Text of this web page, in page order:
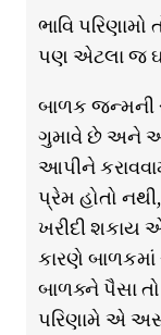
ભાવિ
પણ એટલા જ
બાળક જન્મની
ગુમાવે છે અને
આપીને
પ્રેમ હોતો
ખરીદી શકાય
કારણે
બાળક્ને પૈસા
પરિણામે એ